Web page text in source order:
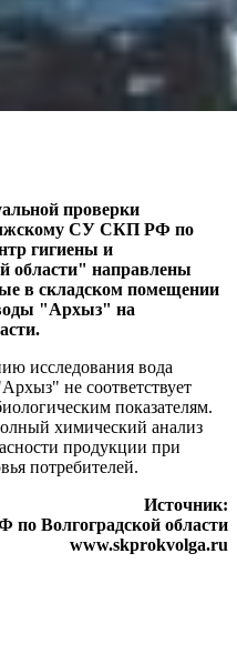
проверки
СУ СКП РФ по
гигиены и
области" направлены
в складском помещении
"Архыз" на
исследования вода
не соответствует
показателям.
химический анализ
продукции при
потребителей.
Источник:
Волгоградской области
www.skprokvolga.ru